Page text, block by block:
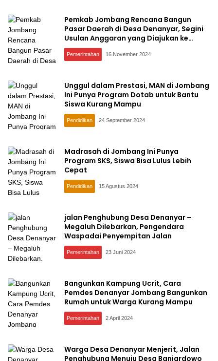
Pemkab Jombang Rencana Bangun
Pasar Daerah di Desa Denanyar, Segini
Usulan Anggaran yang Diajukan ke
Pusat
Pemerintahan 16 November 2024
Unggul dalam Prestasi, MAN di Jombang
Ini Punya Program Dotab untuk Bantu
Siswa Kurang Mampu
Pendidikan 24 September 2024
Madrasah di Jombang Ini Punya
Program SKS, Siswa Bisa Lulus Lebih
Cepat
Pendidikan 15 Agustus 2024
jalan Penghubung Desa Denanyar –
Megaluh Dilebarkan, Pengendara
Waspadai Penyempitan Jalan
Pemerintahan 23 Juni 2024
Bangunkan Kampung Ucrit, Cara
Pemdes Denanyar Jombang Bangunkan
Rumah untuk Warga Kurang Mampu
Pemerintahan 2 April 2024
Warga Desa Denanyar Menjerit, Jalan
Penghubung Menuju Desa Banjardowo